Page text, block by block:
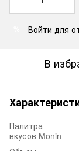
Войти для
В
Палитра
вкусов Monin